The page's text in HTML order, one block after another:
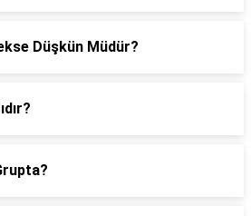
Düşkün Müdür?